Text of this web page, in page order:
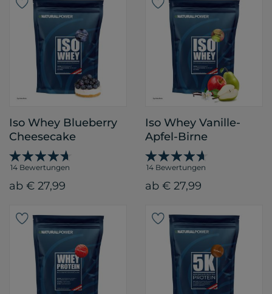
Iso Whey Blueberry
Cheesecake
14 Bewertungen
ab € 27,99
Iso Whey Vanille-
Apfel-Birne
14 Bewertungen
ab € 27,99